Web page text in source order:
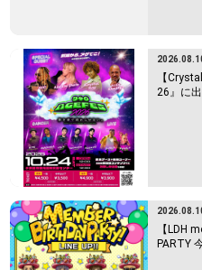
【
26』に出
【LDH
PARTY